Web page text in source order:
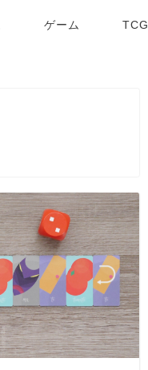
ゲーム TCG